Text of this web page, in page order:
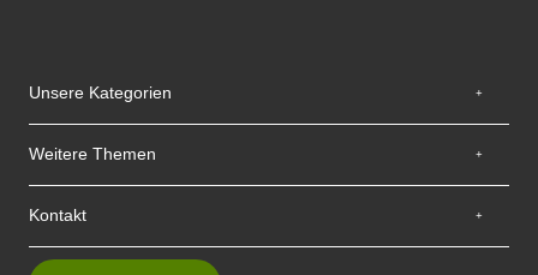
Unsere Kategorien
Weitere Themen
Kontakt